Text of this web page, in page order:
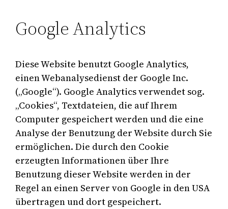
Google Analytics
Diese Website benutzt Google Analytics,
einen Webanalysedienst der Google Inc.
(„Google“). Google Analytics verwendet sog.
„Cookies“, Textdateien, die auf Ihrem
Computer gespeichert werden und die eine
Analyse der Benutzung der Website durch Sie
ermöglichen. Die durch den Cookie
erzeugten Informationen über Ihre
Benutzung dieser Website werden in der
Regel an einen Server von Google in den USA
übertragen und dort gespeichert.